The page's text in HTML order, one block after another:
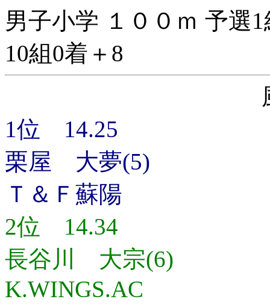
男子小学 １００ｍ 予選1
10組0着＋8
1位 14.25
栗屋 大夢(5)
Ｔ＆Ｆ蘇陽
2位 14.34
長谷川 大宗(6)
K.WINGS.AC